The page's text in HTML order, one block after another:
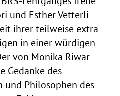
und Esther Vetterli
ihrer teilweise extra
in einer würdigen
von Monika Riwar
Gedanke des
und Philosophen des